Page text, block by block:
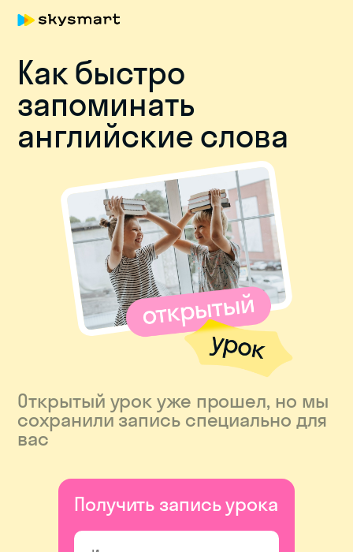
Как быстро
запоминать
английские слова
Открытый урок уже прошел, но мы
сохранили запись специально для
вас
Получить запись урока